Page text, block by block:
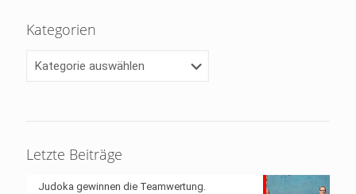
Kategorien
Letzte Beiträge
Judoka gewinnen die Teamwertung.